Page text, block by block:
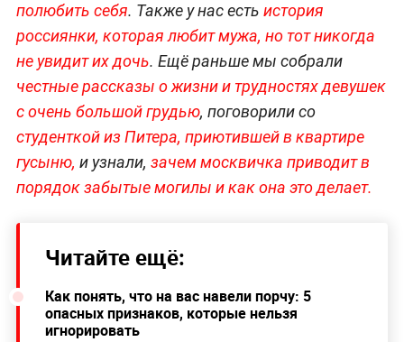
полюбить себя. Также у нас есть история
россиянки, которая любит мужа, но тот никогда
не увидит их дочь. Ещё раньше мы собрали
честные рассказы о жизни и трудностях девушек
с очень большой грудью, поговорили со
студенткой из Питера, приютившей в квартире
гусыню, и узнали, зачем москвичка приводит в
порядок забытые могилы и как она это делает.
Читайте ещё:
Как понять, что на вас навели порчу: 5
опасных признаков, которые нельзя
игнорировать